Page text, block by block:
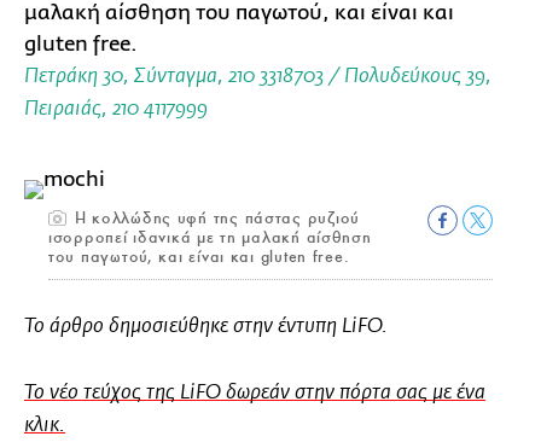
μαλακή αίσθηση του παγωτού, και είναι και
gluten free.
Πετράκη 30, Σύνταγμα, 210 3318703 / Πολυδεύκους 39,
Πειραιάς, 210 4117999
Η κολλώδης υφή της πάστας ρυζιού
ισορροπεί ιδανικά με τη μαλακή αίσθηση
του παγωτού, και είναι και gluten free.
Το άρθρο δημοσιεύθηκε στην έντυπη LiFO.
Το νέο τεύχος της LiFO δωρεάν στην πόρτα σας με ένα
κλικ.